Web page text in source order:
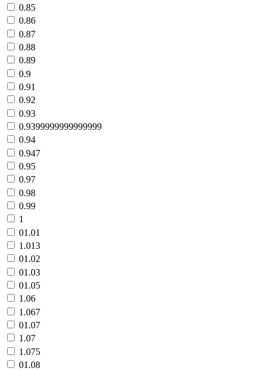
0.85
0.86
0.87
0.88
0.89
0.9
0.91
0.92
0.93
0.9399999999999999
0.94
0.947
0.95
0.97
0.98
0.99
1
01.01
1.013
01.02
01.03
01.05
1.06
1.067
01.07
1.07
1.075
01.08